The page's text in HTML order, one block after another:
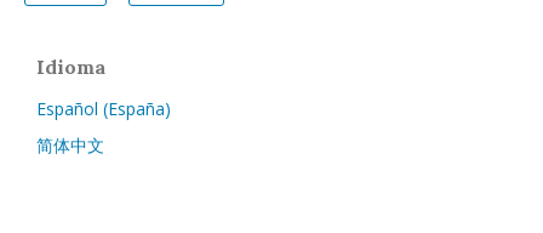
Idioma
Español (España)
简体中文